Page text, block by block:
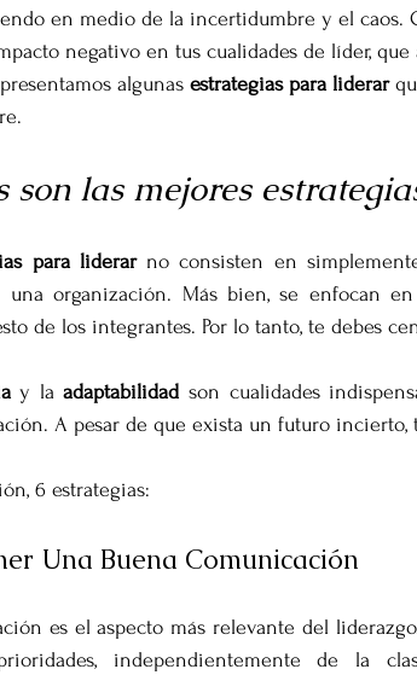
en medio de la incertidumbre y el caos.
negativo en tus cualidades de líder, que
algunas estrategias para liderar
son las mejores
para liderar no consisten en
una organización. Más bien, se enfocan
de los integrantes. Por lo tanto, te debes
y la adaptabilidad son cualidades
A pesar de que exista un futuro
6 estrategias:
Una Buena Comunicación
es el aspecto más relevante del
independientemente de la